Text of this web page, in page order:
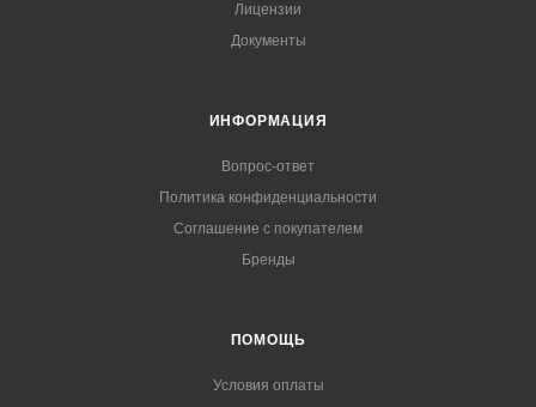
Лицензии
Документы
ИНФОРМАЦИЯ
Вопрос-ответ
Политика конфиденциальности
Соглашение с покупателем
Бренды
ПОМОЩЬ
Условия оплаты